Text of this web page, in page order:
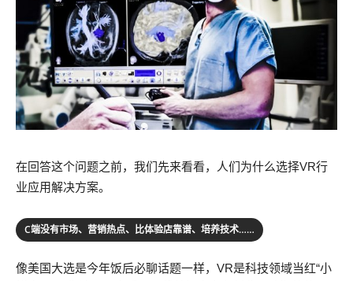
在回答这个问题之前，我们先来看看，人们为什么选择VR行
业应用解决方案。
C端没有市场、营销热点、比体验店靠谱、培养技术……
像美国大选是今年饭后必聊话题一样，VR是科技领域当红“小